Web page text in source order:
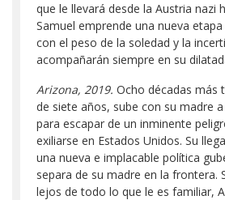
que le llevará desde la Austria nazi
Samuel emprende una nueva
con el peso de la soledad y la
acompañarán siempre en su
Arizona, 2019. Ocho décadas más
de siete años, sube con su madre
para escapar de un inminente
exiliarse en Estados Unidos. Su
una nueva e implacable política
separa de su madre en la frontera.
lejos de todo lo que le es familiar,